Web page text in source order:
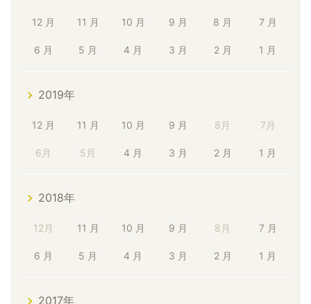
12 月 11 月 10 月 9 月 8 月 7 月
6 月 5 月 4 月 3 月 2 月 1 月
2019年
12 月 11 月 10 月 9 月 8月 7月
6月 5月 4 月 3 月 2 月 1 月
2018年
12月 11 月 10 月 9 月 8月 7 月
6 月 5 月 4 月 3 月 2 月 1 月
2017年